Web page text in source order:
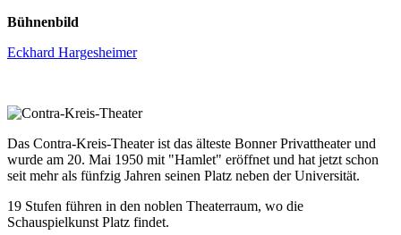
Bühnenbild
Eckhard Hargesheimer
Das Contra-Kreis-Theater ist das älteste Bonner Privattheater und
wurde am 20. Mai 1950 mit "Hamlet" eröffnet und hat jetzt schon
seit mehr als fünfzig Jahren seinen Platz neben der Universität.
19 Stufen führen in den noblen Theaterraum, wo die
Schauspielkunst Platz findet.